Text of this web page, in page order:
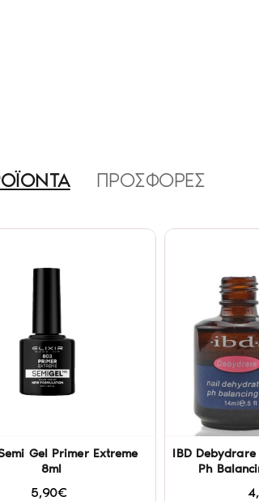
ΠΡΟΣΦΟΡΕΣ
Gel Primer Extreme
8ml
5,90€
IBD
Ph